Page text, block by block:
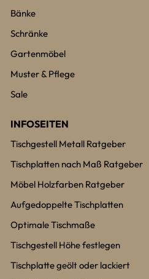
Bänke
Schränke
Gartenmöbel
Muster & Pflege
Sale
INFOSEITEN
Tischgestell Metall Ratgeber
Tischplatten nach Maß Ratgeber
Möbel Holzfarben Ratgeber
Aufgedoppelte Tischplatten
Optimale Tischmaße
Tischgestell Höhe festlegen
Tischplatte geölt oder lackiert